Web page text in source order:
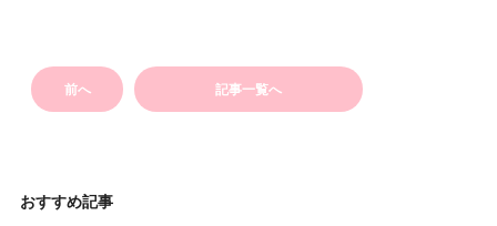
前へ 記事一覧へ
おすすめ記事